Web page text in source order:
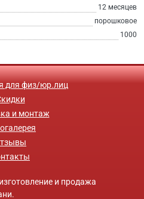
12 месяцев
порошковое
1000
для физ/юр.лиц
и монтаж
и продажа